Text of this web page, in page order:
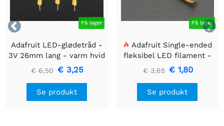

 På lager
Adafruit LED-glødetråd -
3V 26mm lang - varm hvid
3-pak
€ 6,50 € 3,25
Se produkt
På lager
Adafruit Single-ended
fleksibel LED filament -
3V 25 mm lang - Grøn
€ 3,65 € 1,80
Se produkt